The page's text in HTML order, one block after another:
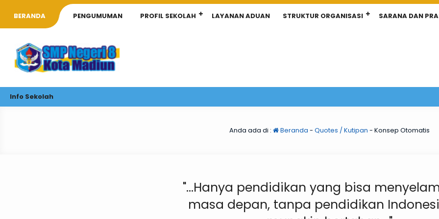
BERANDA PENGUMUMAN PROFIL SEKOLAH LAYANAN ADUAN STRUKTUR ORGANISASI SARANA DAN
Info Sekolah
Anda ada di : Beranda - Quotes / Kutipan - Konsep Otomatis
"...Hanya pendidikan yang bisa
masa depan, tanpa pendidikan